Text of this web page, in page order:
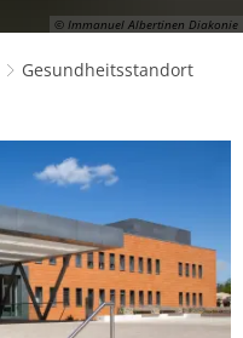
© Immanuel Albertinen Diakonie
Gesundheitsstandort